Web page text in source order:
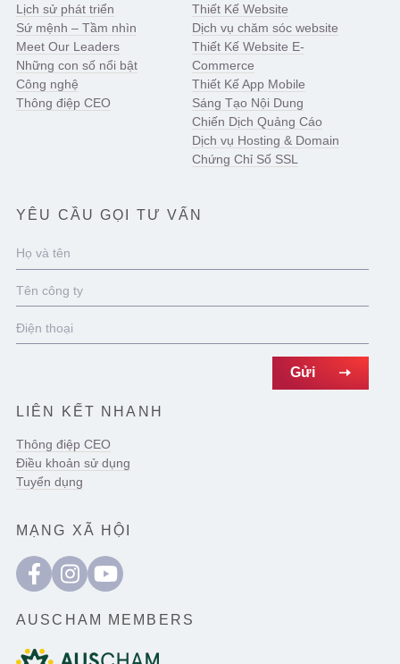
Lịch sử phát triển
Sứ mệnh – Tầm nhìn
Meet Our Leaders
Những con số nổi bật
Công nghệ
Thông điệp CEO
Thiết Kế Website
Dịch vụ chăm sóc website
Thiết Kế Website E-
Commerce
Thiết Kế App Mobile
Sáng Tạo Nội Dung
Chiến Dịch Quảng Cáo
Dịch vụ Hosting & Domain
Chứng Chỉ Số SSL
YÊU CẦU GỌI TƯ VẤN
LIÊN KẾT NHANH
Thông điệp CEO
Điều khoản sử dụng
Tuyển dụng
MẠNG XÃ HỘI
AUSCHAM MEMBERS